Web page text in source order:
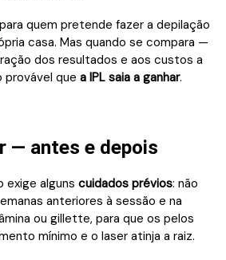
para quem pretende fazer a depilação
casa. Mas quando se compara —
dos resultados e aos custos a
provável quea IPL saia a ganhar.
— antes e depois
exige algunscuidados prévios: não
anteriores à sessão e na
ou gillette, para que os pelos
mínimo e o laser atinja a raiz.